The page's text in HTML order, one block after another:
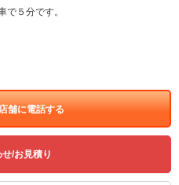
で５分です。
舗に電話する
/お見積り